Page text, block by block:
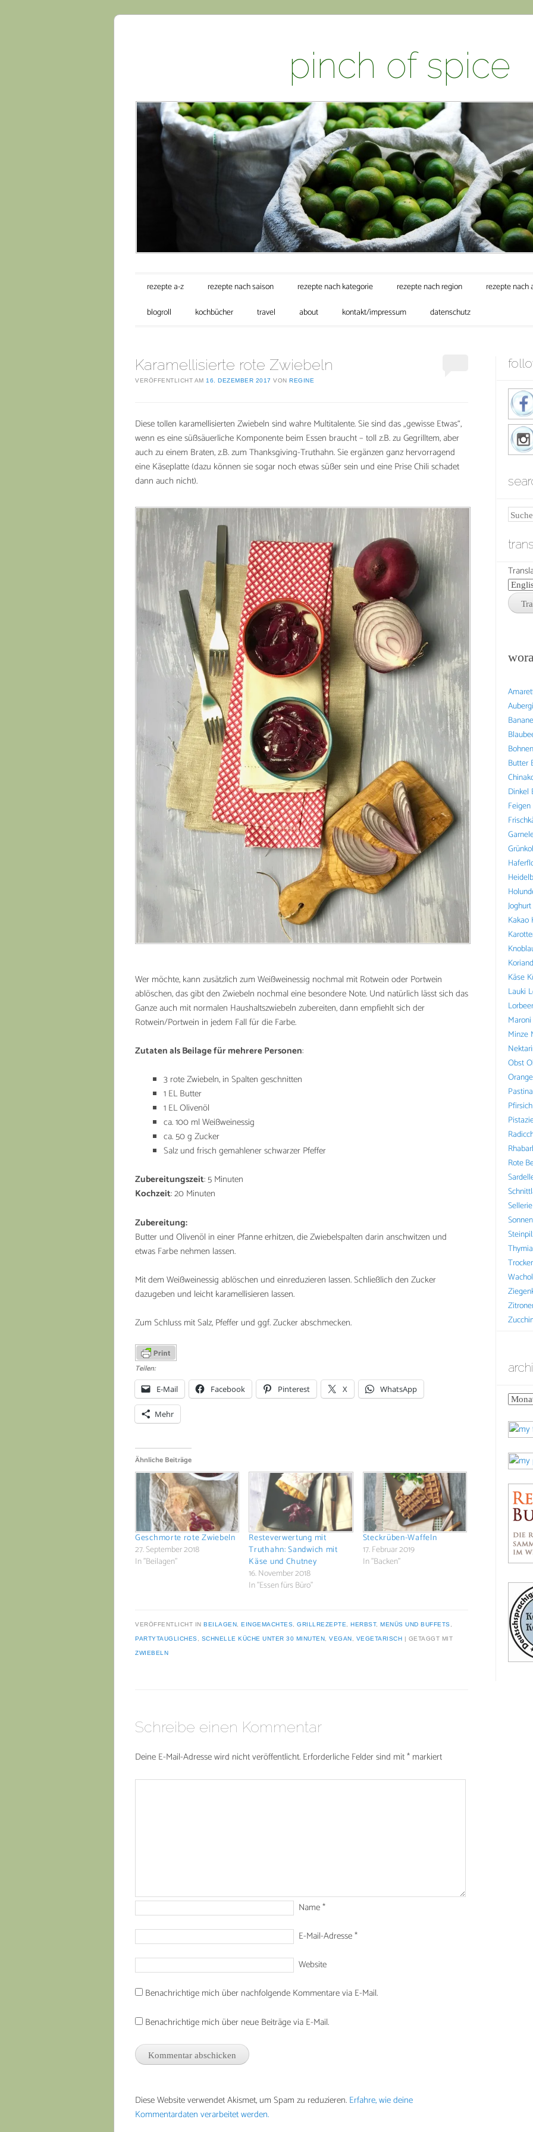
pinch of spice
Hauptmenü
Zum Inhalt springen
rezepte a-z rezepte nach saison rezepte nach kategorie rezepte nach region rezepte nach
blogroll
kochbücher travel about kontakt/impressum datenschutz
Karamellisierte rote Zwiebeln
VERÖFFENTLICHT AM 16. DEZEMBER 2017 VON REGINE
Diese tollen karamellisierten Zwiebeln sind wahre Multitalente. Sie sind das „gewisse Etwas“,
wenn es eine süßsäuerliche Komponente beim Essen braucht – toll z.B. zu Gegrilltem, aber
auch zu einem Braten, z.B. zum Thanksgiving-Truthahn. Sie ergänzen ganz hervorragend
eine Käseplatte (dazu können sie sogar noch etwas süßer sein und eine Prise Chili schadet
dann auch nicht).
Wer möchte, kann zusätzlich zum Weißweinessig nochmal mit Rotwein oder Portwein
ablöschen, das gibt den Zwiebeln nochmal eine besondere Note. Und natürlich lässt sich das
Ganze auch mit normalen Haushaltszwiebeln zubereiten, dann empfiehlt sich der
Rotwein/Portwein in jedem Fall für die Farbe.
Zutaten als Beilage für mehrere Personen:
3 rote Zwiebeln, in Spalten geschnitten
1 EL Butter
1 EL Olivenöl
ca. 100 ml Weißweinessig
ca. 50 g Zucker
Salz und frisch gemahlener schwarzer Pfeffer
Zubereitungszeit: 5 Minuten
Kochzeit: 20 Minuten
Zubereitung:
Butter und Olivenöl in einer Pfanne erhitzen, die Zwiebelspalten darin anschwitzen und
etwas Farbe nehmen lassen.
Mit dem Weißweinessig ablöschen und einreduzieren lassen. Schließlich den Zucker
dazugeben und leicht karamellisieren lassen.
Zum Schluss mit Salz, Pfeffer und ggf. Zucker abschmecken.
Teilen:
E-Mail Facebook Pinterest X WhatsApp
Mehr
Ähnliche Beiträge
Geschmorte rote Zwiebeln
27. September 2018
In "Beilagen"
Resteverwertung mit
Truthahn: Sandwich mit
Käse und Chutney
16. November 2018
In "Essen fürs Büro"
Steckrüben-Waffeln
17. Februar 2019
In "Backen"
VERÖFFENTLICHT IN BEILAGEN, EINGEMACHTES, GRILLREZEPTE, HERBST, MENÜS UND BUFFETS,
PARTYTAUGLICHES, SCHNELLE KÜCHE UNTER 30 MINUTEN, VEGAN, VEGETARISCH | GETAGGT MIT
ZWIEBELN
Schreibe einen Kommentar
Deine E-Mail-Adresse wird nicht veröffentlicht. Erforderliche Felder sind mit* markiert
Name*
E-Mail-Adresse*
Website
Benachrichtige mich über nachfolgende Kommentare via E-Mail.
Benachrichtige mich über neue Beiträge via E-Mail.
Diese Website verwendet Akismet, um Spam zu reduzieren. Erfahre, wie deine
Kommentardaten verarbeitet werden.
Banane
Bohnen
Butter
Dinkel
Feigen
Joghurt
Kakao
Käse
Lauki
Lorbeer
Maroni
Minze
Obst
Pfirsich
Rote
Sellerie
archive